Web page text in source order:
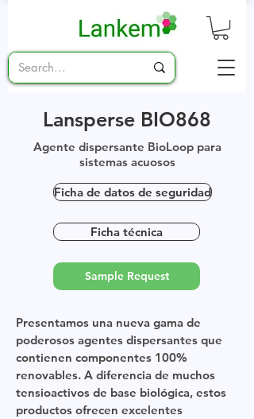
Lansperse BIO868
Agente dispersante BioLoop para
sistemas acuosos
Ficha de datos de seguridad
Ficha técnica
Sample Request
Presentamos una nueva gama de
poderosos agentes dispersantes que
contienen componentes 100%
renovables. A diferencia de muchos
tensioactivos de base biológica, estos
productos ofrecen excelentes